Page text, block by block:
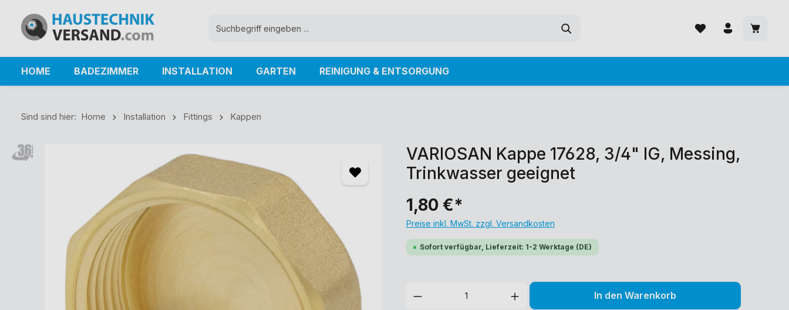
HOME BADEZIMMER INSTALLATION GARTEN REINIGUNG & ENTSORGUNG
Sind sind hier: Home Installation Fittings Kappen
VARIOSAN Kappe 17628, 3/4" IG, Messing,
Trinkwasser geeignet
1,80 €*
Preise inkl. MwSt. zzgl. Versandkosten
Sofort verfügbar, Lieferzeit: 1-2 Werktage (DE)
In den Warenkorb